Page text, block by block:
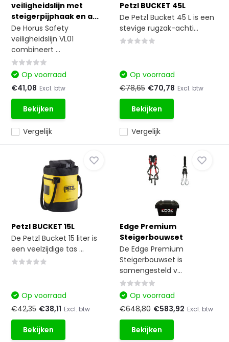
veiligheidslijn met
steigerpijphaak en a...
De Horus Safety
veiligheidslijn VL01
combineert ...
Vergelijk
Op voorraad
€41,08 Excl. btw
Bekijken
Petzl BUCKET 45L
De Petzl Bucket 45 L is een
stevige rugzak-achti...
Vergelijk
Op voorraad
€78,65 €70,78 Excl. btw
Bekijken
Petzl BUCKET 15L
De Petzl Bucket 15 liter is
een veelzijdige tas ...
Op voorraad
€42,35 €38,11 Excl. btw
Bekijken
Edge Premium
Steigerbouwset
De Edge Premium
Steigerbouwset is
samengesteld v...
Op voorraad
€648,80 €583,92 Excl. btw
Bekijken